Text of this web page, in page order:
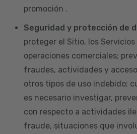
promoción .
Seguridad y protección de
proteger el Sitio, los
operaciones comerciales;
fraudes, actividades y
otros tipos de uso indebido;
es necesario investigar,
con respecto a actividades
fraude, situaciones que